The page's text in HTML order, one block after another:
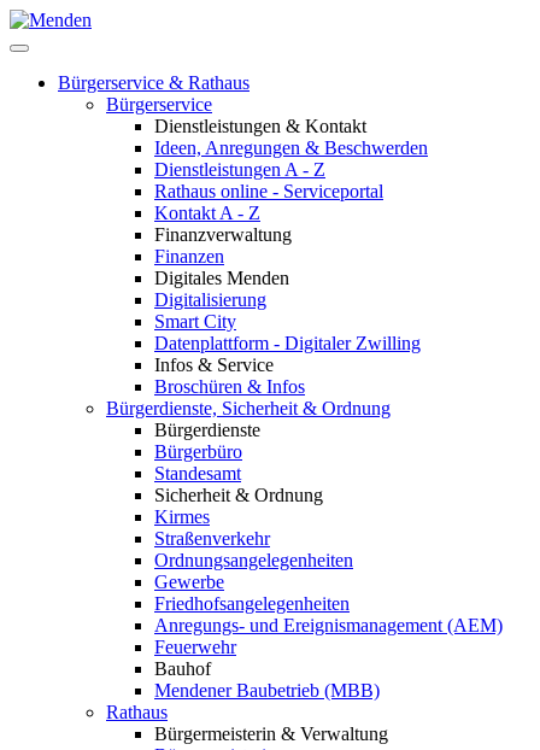
Bürgerservice & Rathaus
Bürgerservice
Dienstleistungen & Kontakt
Ideen, Anregungen & Beschwerden
Dienstleistungen A - Z
Rathaus online - Serviceportal
Kontakt A - Z
Finanzverwaltung
Finanzen
Digitales Menden
Digitalisierung
Smart City
Datenplattform - Digitaler Zwilling
Infos & Service
Broschüren & Infos
Bürgerdienste, Sicherheit & Ordnung
Bürgerdienste
Bürgerbüro
Standesamt
Sicherheit & Ordnung
Kirmes
Straßenverkehr
Ordnungsangelegenheiten
Gewerbe
Friedhofsangelegenheiten
Anregungs- und Ereignismanagement (AEM)
Feuerwehr
Bauhof
Mendener Baubetrieb (MBB)
Rathaus
Bürgermeisterin & Verwaltung